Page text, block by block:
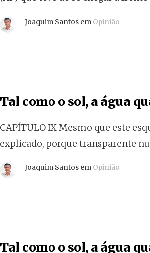
Joaquim Santos em Opinião
Tal como o sol, a água
CAPÍTULO IX Mesmo que este
explicado, porque transparente
Joaquim Santos em Opinião
Tal como o sol, a água